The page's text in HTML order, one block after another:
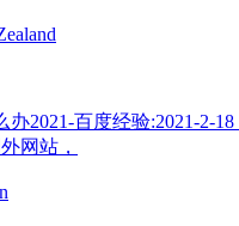
办2021-百度经验:2021-2-
网站，